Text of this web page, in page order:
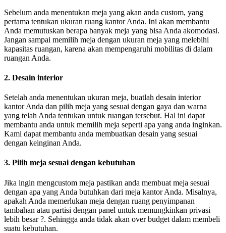
Sebelum anda menentukan meja yang akan anda custom, yang
pertama tentukan ukuran ruang kantor Anda. Ini akan membantu
Anda memutuskan berapa banyak meja yang bisa Anda akomodasi.
Jangan sampai memilih meja dengan ukuran meja yang melebihi
kapasitas ruangan, karena akan mempengaruhi mobilitas di dalam
ruangan Anda.
2. Desain interior
Setelah anda menentukan ukuran meja, buatlah desain interior
kantor Anda dan pilih meja yang sesuai dengan gaya dan warna
yang telah Anda tentukan untuk ruangan tersebut. Hal ini dapat
membantu anda untuk memilih meja seperti apa yang anda inginkan.
Kami dapat membantu anda membuatkan desain yang sesuai
dengan keinginan Anda.
3. Pilih meja sesuai dengan kebutuhan
Jika ingin mengcustom meja pastikan anda membuat meja sesuai
dengan apa yang Anda butuhkan dari meja kantor Anda. Misalnya,
apakah Anda memerlukan meja dengan ruang penyimpanan
tambahan atau partisi dengan panel untuk memungkinkan privasi
lebih besar ?. Sehingga anda tidak akan over budget dalam membeli
suatu kebutuhan.